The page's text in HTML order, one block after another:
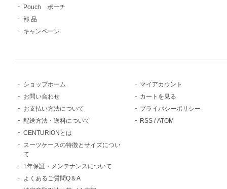
Pouch ポーチ
部 品
キャンペーン
ショップホーム
お問い合わせ
お支払い方法について
配送方法・送料について
CENTURIONとは
スーツケースの特徴とサイズについ
て
1年保証・メンテナンスについて
よくあるご質問Q＆A
マイアカウント
カートを見る
プライバシーポリシー
RSS /ATOM